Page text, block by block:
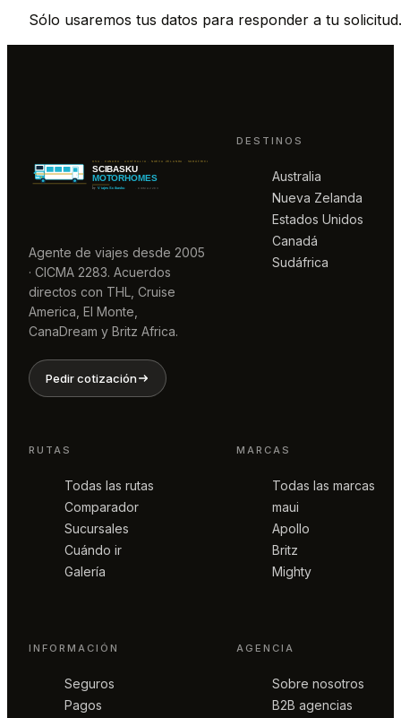
Sólo usaremos tus datos para responder a tu solicitud.
Agente de viajes desde 2005
· CICMA 2283. Acuerdos
directos con THL, Cruise
America, El Monte,
CanaDream y Britz Africa.
Pedir cotización
DESTINOS
Australia
Nueva Zelanda
Estados Unidos
Canadá
Sudáfrica
RUTAS
Todas las rutas
Comparador
Sucursales
Cuándo ir
Galería
MARCAS
Todas las marcas
maui
Apollo
Britz
Mighty
INFORMACIÓN
Seguros
Pagos
AGENCIA
Sobre nosotros
B2B agencias